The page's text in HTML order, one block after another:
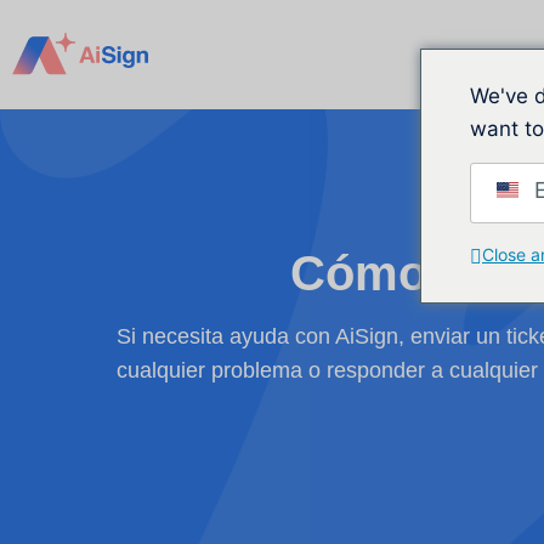
Cómo
Si necesita ayuda con AiSign, enviar un
cualquier problema o responder a
We've
want
Close